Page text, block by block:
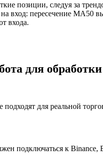
позиции, следуя за
вход: пересечение MA50
входа.
для
подходят для реальной
подключаться к Binance,